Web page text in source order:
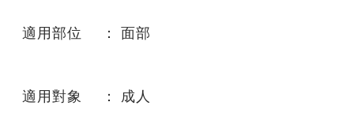
適用部位 ： 面部
適用對象 ： 成人